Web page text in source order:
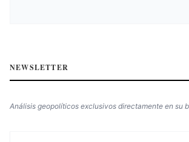
NEWSLETTER
Análisis geopolíticos exclusivos directamente en su